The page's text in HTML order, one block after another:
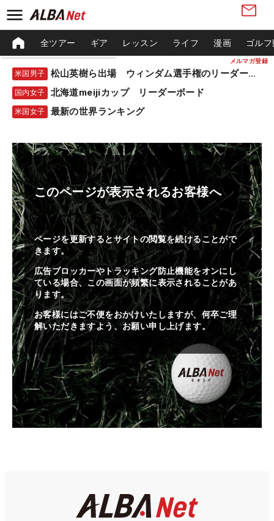
メルマガ登録
全ツアー ギア レッスン ライフ 漫画 ゴル
米国男子 松山英樹ら出場 ウィンダム選手権のリーダーボード
国内女子 北海道meijiカップ リーダーボード
米国女子 最新の世界ランキング
このページが表示されるお客様へ
ページを更新するとサイトの閲覧を続けることがで
きます。
広告ブロッカーやトラッキング防止機能をオンにし
ている場合、この画面が頻繁に表示されることがあ
ります。
お客様にはご不便をおかけいたしますが、何卒ご理
解いただきますよう、お願い申し上げます。